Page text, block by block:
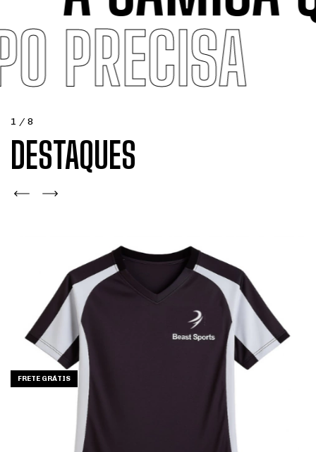
PRECISA
1 / 8
DESTAQUES
FRETE GRÁTIS